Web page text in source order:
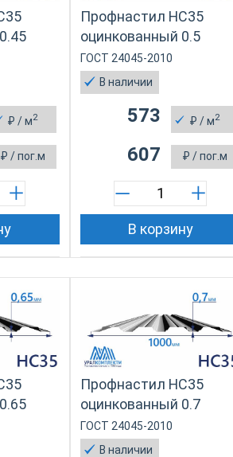
₽ / м2
₽ / пог.м
Профнастил НС35
оцинкованный 0.5
ГОСТ 24045-2010
В наличии
₽ / м2
573
₽ / пог.м
607
В корзину
Профнастил НС35
оцинкованный 0.7
ГОСТ 24045-2010
В наличии